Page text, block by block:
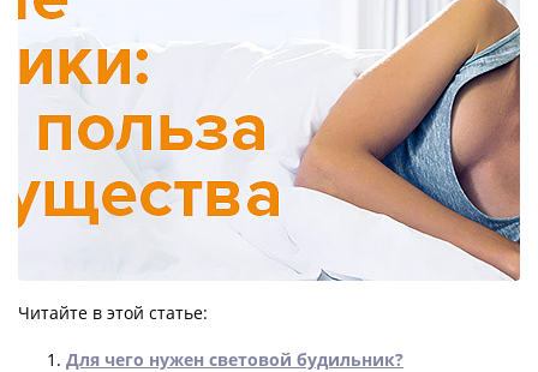
Читайте в этой статье:
Для чего нужен световой будильник?